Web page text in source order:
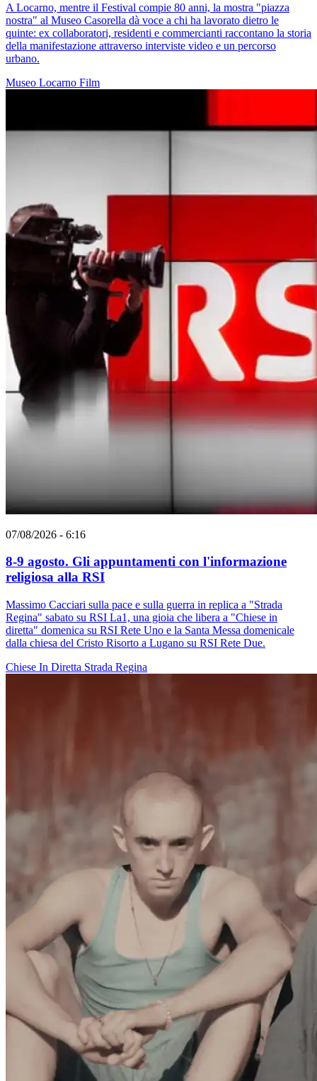
A Locarno, mentre il Festival compie 80 anni, la mostra "piazza
nostra" al Museo Casorella dà voce a chi ha lavorato dietro le
quinte: ex collaboratori, residenti e commercianti raccontano la storia
della manifestazione attraverso interviste video e un percorso
urbano.
Museo Locarno Film
07/08/2026 - 6:16
8-9 agosto. Gli appuntamenti con l'informazione
religiosa alla RSI
Massimo Cacciari sulla pace e sulla guerra in replica a "Strada
Regina" sabato su RSI La1, una gioia che libera a "Chiese in
diretta" domenica su RSI Rete Uno e la Santa Messa domenicale
dalla chiesa del Cristo Risorto a Lugano su RSI Rete Due.
Chiese In Diretta Strada Regina